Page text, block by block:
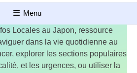
Menu
Locales au Japon, ressource
dans la vie quotidienne au
explorer les sections populaires
et les urgences, ou utiliser la